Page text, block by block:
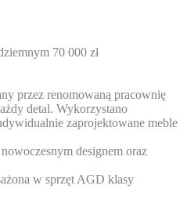
70 000 zł
przez renomowaną pracownię
detal. Wykorzystano
zaprojektowane meble
designem oraz
w sprzęt AGD klasy